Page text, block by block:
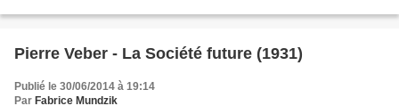
Pierre Veber - La Société future (1931)
Publié le 30/06/2014 à 19:14
Par Fabrice Mundzik